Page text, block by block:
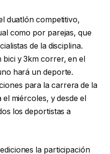
duatlón competitivo,
como por parejas, que
de la disciplina.
y 3km correr, en el
hará un deporte.
para la carrera de la
miércoles, y desde el
los deportistas a
la participación